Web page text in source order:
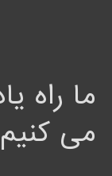
ما راه
می کنیم